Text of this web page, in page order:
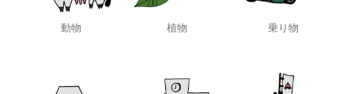
動物 植物 乗り物